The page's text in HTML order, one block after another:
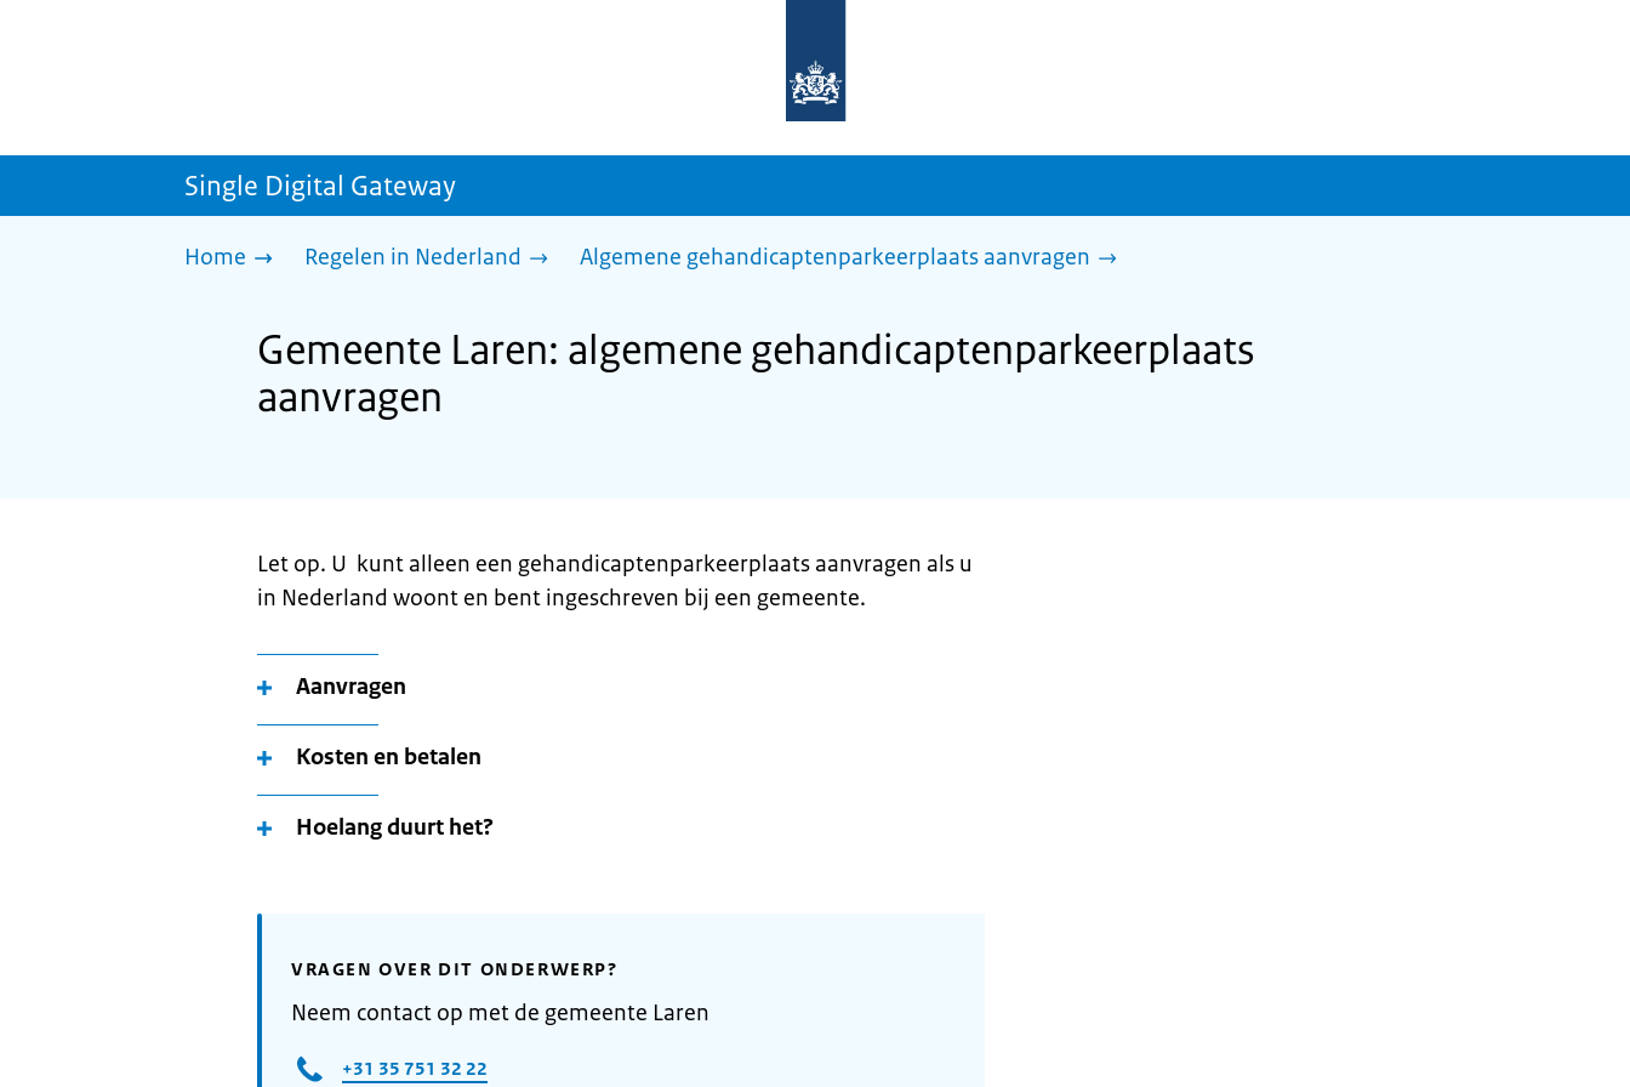
homepage
sdg.rijksoverheid.nl
Single Digital Gateway
Home Regelen in Nederland Algemene gehandicaptenparkeerplaats aanvragen
Gemeente Laren: algemene gehandicaptenparkeerplaats
aanvragen
Let op. U kunt alleen een gehandicaptenparkeerplaats aanvragen als u
in Nederland woont en bent ingeschreven bij een gemeente.
Aanvragen
Kosten en betalen
Hoelang duurt het?
VRAGEN OVER DIT ONDERWERP?
Neem contact op met de gemeente Laren
+31 35 751 32 22